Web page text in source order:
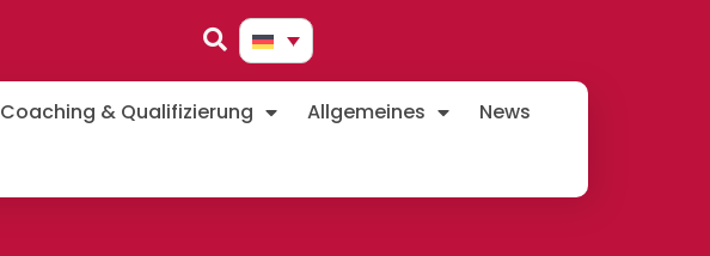
Coaching & Qualifizierung Allgemeines News